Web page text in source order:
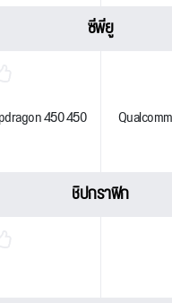
ซีพียู
450 450
ชิปกราฟิก